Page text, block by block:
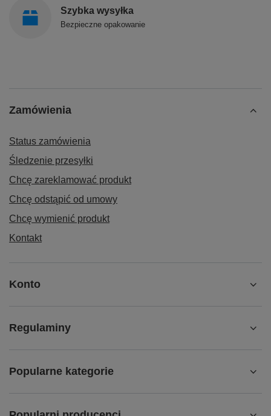
Szybka wysyłka
Bezpieczne opakowanie
Zamówienia
Status zamówienia
Śledzenie przesyłki
Chcę zareklamować produkt
Chcę odstąpić od umowy
Chcę wymienić produkt
Kontakt
Konto
Regulaminy
Popularne kategorie